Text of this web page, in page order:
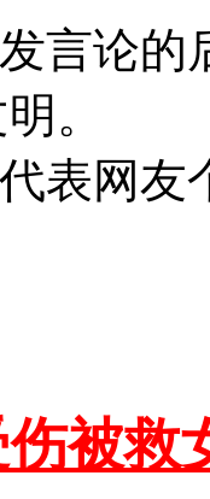
言论的
。
表网友
被救